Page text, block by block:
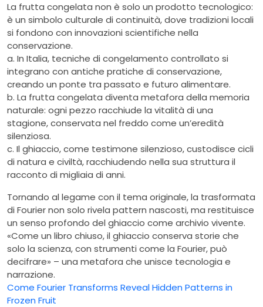
La frutta congelata non è solo un prodotto tecnologico:
è un simbolo culturale di continuità, dove tradizioni locali
si fondono con innovazioni scientifiche nella
conservazione.
a. In Italia, tecniche di congelamento controllato si
integrano con antiche pratiche di conservazione,
creando un ponte tra passato e futuro alimentare.
b. La frutta congelata diventa metafora della memoria
naturale: ogni pezzo racchiude la vitalità di una
stagione, conservata nel freddo come un’eredità
silenziosa.
c. Il ghiaccio, come testimone silenzioso, custodisce cicli
di natura e civiltà, racchiudendo nella sua struttura il
racconto di migliaia di anni.
Tornando al legame con il tema originale, la trasformata
di Fourier non solo rivela pattern nascosti, ma restituisce
un senso profondo del ghiaccio come archivio vivente.
«Come un libro chiuso, il ghiaccio conserva storie che
solo la scienza, con strumenti come la Fourier, può
decifrare» – una metafora che unisce tecnologia e
narrazione.
Come Fourier Transforms Reveal Hidden Patterns in
Frozen Fruit